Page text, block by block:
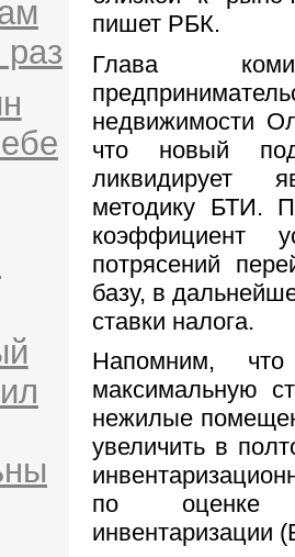
пишет РБК.
Глава
недвижимости
что новый
ликвидирует
методику БТИ.
коэффициент
потрясений
базу, в
ставки налога.
Напомним,
максимальную
нежилые
увеличить в
по оценке
инвентаризации